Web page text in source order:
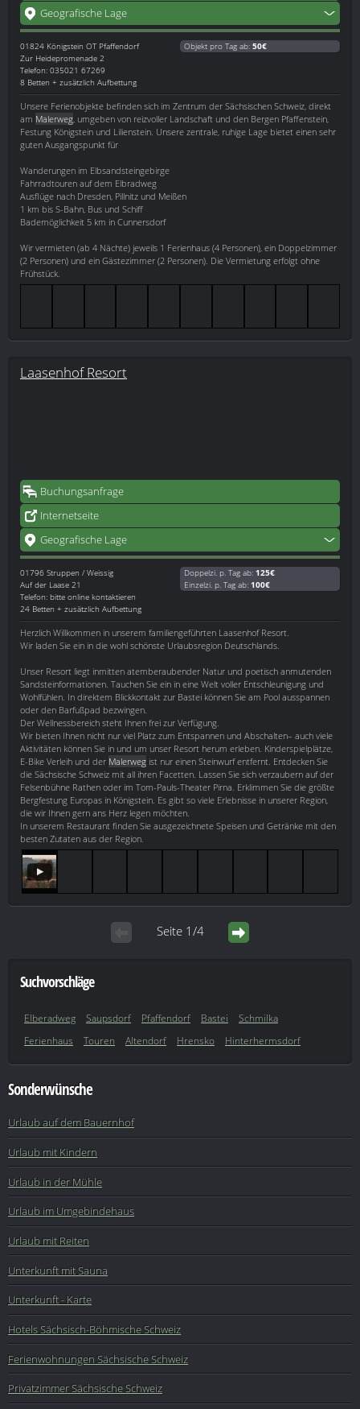
Geografische Lage
01824 Königstein OT Pfaffendorf
Zur Heidepromenade 2
Telefon: 035021 67269
8 Betten + zusätzlich Aufbettung
Objekt pro Tag ab: 50€
Unsere Ferienobjekte befinden sich im Zentrum der Sächsischen Schweiz, direkt
am Malerweg , umgeben von reizvoller Landschaft und den Bergen Pfaffenstein,
Festung Königstein und Lilienstein. Unsere zentrale, ruhige Lage bietet einen sehr
guten Ausgangspunkt für
Wanderungen im Elbsandsteingebirge
Fahrradtouren auf dem Elbradweg
Ausflüge nach Dresden, Pillnitz und Meißen
1 km bis S-Bahn, Bus und Schiff
Bademöglichkeit 5 km in Cunnersdorf
Wir vermieten (ab 4 Nächte) jeweils 1 Ferienhaus (4 Personen), ein Doppelzimmer
(2 Personen) und ein Gästezimmer (2 Personen). Die Vermietung erfolgt ohne
Frühstück.
Laasenhof Resort
Buchungsanfrage
Internetseite
Geografische Lage
01796 Struppen / Weissig
Auf der Laase 21
Telefon: bitte online kontaktieren
24 Betten + zusätzlich Aufbettung
Doppelzi. p. Tag ab: 125€
Einzelzi. p. Tag ab: 100€
Herzlich Willkommen in unserem familiengeführten Laasenhof Resort.
Wir laden Sie ein in die wohl schönste Urlaubsregion Deutschlands.
Unser Resort liegt inmitten atemberaubender Natur und poetisch anmutenden
Sandsteinformationen. Tauchen Sie ein in eine Welt voller Entschleunigung und
Wohlfühlen. In direktem Blickkontakt zur Bastei können Sie am Pool ausspannen
oder den Barfußpad bezwingen.
Der Wellnessbereich steht Ihnen frei zur Verfügung.
Wir bieten Ihnen nicht nur viel Platz zum Entspannen und Abschalten– auch viele
Aktivitäten können Sie in und um unser Resort herum erleben. Kinderspielplätze,
E-Bike Verleih und der Malerweg ist nur einen Steinwurf entfernt. Entdecken Sie
die Sächsische Schweiz mit all ihren Facetten. Lassen Sie sich verzaubern auf der
Felsenbühne Rathen oder im Tom-Pauls-Theater Pirna. Erklimmen Sie die größte
Bergfestung Europas in Königstein. Es gibt so viele Erlebnisse in unserer Region,
die wir Ihnen gern ans Herz legen möchten.
In unserem Restaurant finden Sie ausgezeichnete Speisen und Getränke mit den
besten Zutaten aus der Region.
Seite 1/4
Suchvorschläge
Elberadweg Saupsdorf Pfaffendorf Bastei
Schmilka
Ferienhaus
Touren Altendorf Hrensko Hinterhermsdorf
Sonderwünsche
Urlaub auf dem Bauernhof
Urlaub mit Kindern
Urlaub in der Mühle
Urlaub im Umgebindehaus
Urlaub mit Reiten
Unterkunft mit Sauna
Unterkunft - Karte
Hotels Sächsisch-Böhmische Schweiz
Ferienwohnungen Sächsische Schweiz
Privatzimmer Sächsische Schweiz